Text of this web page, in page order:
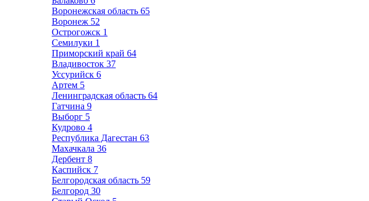
Воронежская область 65
Воронеж 52
Острогожск 1
Семилуки 1
Приморский край 64
Владивосток 37
Уссурийск 6
Артем 5
Ленинградская область 64
Гатчина 9
Выборг 5
Кудрово 4
Республика Дагестан 63
Махачкала 36
Дербент 8
Каспийск 7
Белгородская область 59
Белгород 30